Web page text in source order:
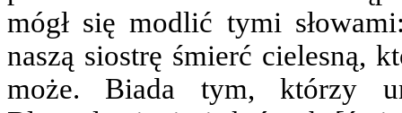
mógł się modlić tymi
naszą siostrę śmierć cielesną,
może. Biada tym, którzy